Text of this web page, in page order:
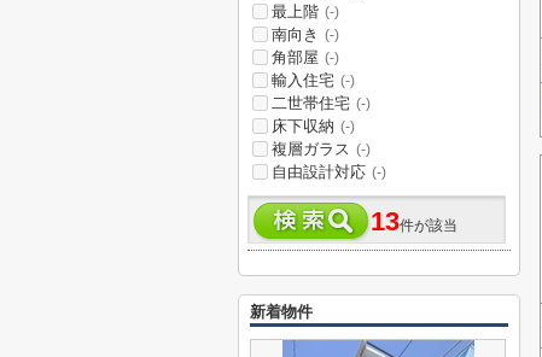
最上階 (-)
南向き (-)
角部屋 (-)
輸入住宅 (-)
二世帯住宅 (-)
床下収納 (-)
複層ガラス (-)
自由設計対応 (-)
13件が該当
新着物件